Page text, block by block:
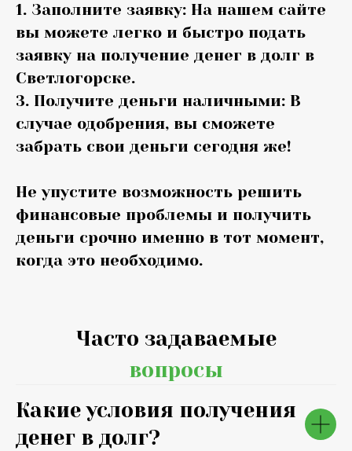
1. Заполните заявку: На нашем сайте
вы можете легко и быстро подать
заявку на получение денег в долг в
Светлогорске.
3. Получите деньги наличными: В
случае одобрения, вы сможете
забрать свои деньги сегодня же!
Не упустите возможность решить
финансовые проблемы и получить
деньги срочно именно в тот момент,
когда это необходимо.
Часто задаваемые
вопросы
Какие условия получения
денег в долг?